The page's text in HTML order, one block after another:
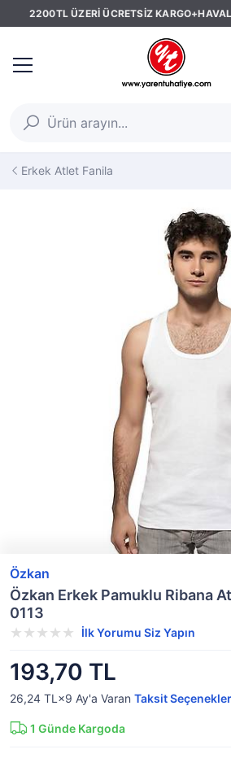
2200TL ÜZERİ ÜCRETSİZ
Erkek Atlet Fanila
Özkan
Özkan Erkek Pamuklu Ribana
0113
İlk Yorumu Siz Yapın
193,70 TL
26,24 TL×9 Ay'a Varan Taksit
1 Günde Kargoda